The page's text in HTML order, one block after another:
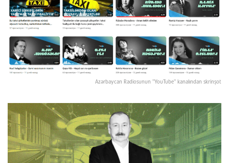
Azərbaycan Radiosunun "YouTube" kanalından skrinşot